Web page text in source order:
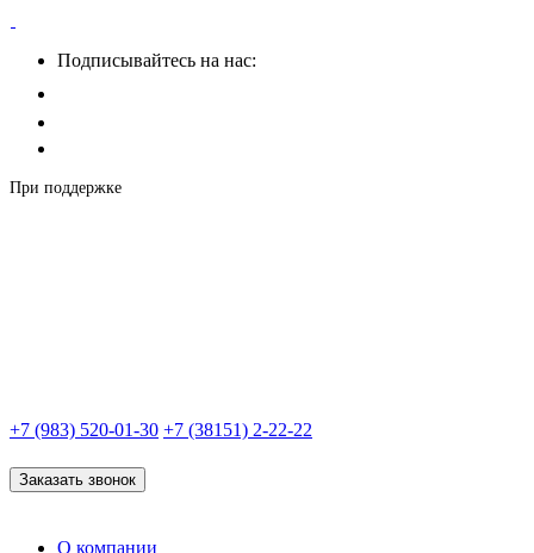
Подписывайтесь на нас:
При поддержке
+7 (983) 520-01-30 +7 (38151) 2-22-22
Заказать звонок
О компании